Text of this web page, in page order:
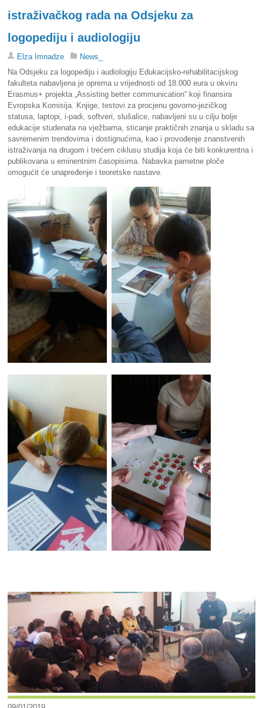
istraživačkog rada na Odsjeku za
logopediju i audiologiju
Elza Imnadze
News_
Na Odsjeku za logopediju i audiologiju Edukacijsko-rehabilitacijskog
fakulteta nabavljena je oprema u vrijednosti od 18.000 eura u okviru
Erasmus+ projekta „Assisting better communication“ koji finansira
Evropska Komisija. Knjige, testovi za procjenu govorno-jezičkog
statusa, laptopi, i-padi, softveri, slušalice, nabavljeni su u cilju bolje
edukacije studenata na vježbama, sticanje praktičnih znanja u skladu sa
savremenim trendovima i dostignućima, kao i provođenje znanstvenih
istraživanja na drugom i trećem ciklusu studija koja će biti konkurentna i
publikovana u eminentnim časopisima. Nabavka pametne ploče
omogućit će unapređenje i teoretske nastave.